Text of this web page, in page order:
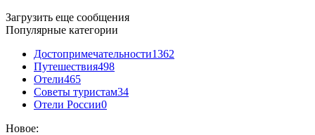
Загрузить еще сообщения
Популярные категории
Достопримечательности1362
Путешествия498
Отели465
Советы туристам34
Отели России0
Новое: